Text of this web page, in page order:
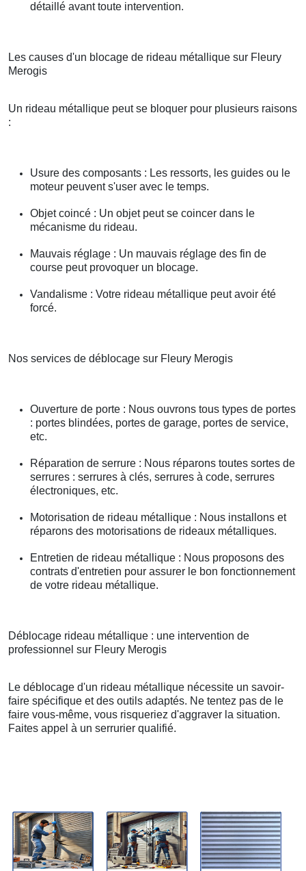
détaillé avant toute intervention.
Les causes d'un blocage de rideau métallique sur Fleury
Merogis
Un rideau métallique peut se bloquer pour plusieurs raisons
:
Usure des composants : Les ressorts, les guides ou le
moteur peuvent s'user avec le temps.
Objet coincé : Un objet peut se coincer dans le
mécanisme du rideau.
Mauvais réglage : Un mauvais réglage des fin de
course peut provoquer un blocage.
Vandalisme : Votre rideau métallique peut avoir été
forcé.
Nos services de déblocage sur Fleury Merogis
Ouverture de porte : Nous ouvrons tous types de portes
: portes blindées, portes de garage, portes de service,
etc.
Réparation de serrure : Nous réparons toutes sortes de
serrures : serrures à clés, serrures à code, serrures
électroniques, etc.
Motorisation de rideau métallique : Nous installons et
réparons des motorisations de rideaux métalliques.
Entretien de rideau métallique : Nous proposons des
contrats d'entretien pour assurer le bon fonctionnement
de votre rideau métallique.
Déblocage rideau métallique : une intervention de
professionnel sur Fleury Merogis
Le déblocage d'un rideau métallique nécessite un savoir-
faire spécifique et des outils adaptés. Ne tentez pas de le
faire vous-même, vous risqueriez d'aggraver la situation.
Faites appel à un serrurier qualifié.